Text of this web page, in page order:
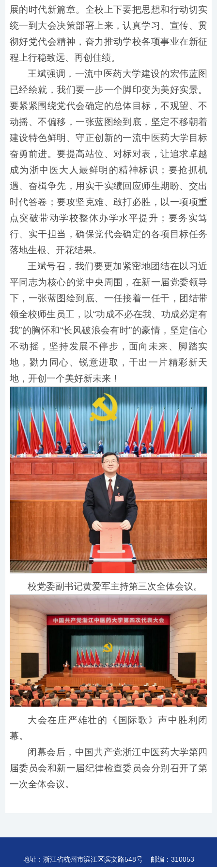
展的时代新篇章。全校上下要把思想和行动切实
统一到大会决策部署上来，认真学习、宣传、贯
彻好党代会精神，奋力推动学校各项事业在新征
程上行稳致远、再创佳绩。
王斌强调，一流中医药大学建设的宏伟蓝图
已经绘就，我们要一步一个脚印变为美好实景。
要紧紧围绕党代会确定的总体目标，不观望、不
动摇、不偏移，一张蓝图绘到底，坚定不移朝着
建设特色鲜明、守正创新的一流中医药大学目标
奋勇前进。要提高站位、对标对表，让追求卓越
成为浙中医大人最鲜明的精神标识；要抢抓机
遇、奋楫争先，用实干实绩回应师生期盼、交出
时代答卷；要攻坚克难、敢打必胜，以一项项重
点突破带动学校整体办学水平提升；要务实笃
行、实干担当，确保党代会确定的各项目标任务
落地生根、开花结果。
王斌号召，我们要更加紧密地团结在以习近
平同志为核心的党中央周围，在新一届党委领导
下，一张蓝图绘到底、一任接着一任干，团结带
领全校师生员工，以“功成不必在我、功成必定有
我”的胸怀和“长风破浪会有时”的豪情，坚定信心
不动摇，坚持发展不停步，面向未来、脚踏实
地，勠力同心、锐意进取，干出一片精彩新天
地，开创一个美好新未来！
校党委副书记黄爱军主持第三次全体会议。
大会在庄严雄壮的《国际歌》声中胜利闭
幕。
闭幕会后，中国共产党浙江中医药大学第四
届委员会和新一届纪律检查委员会分别召开了第
一次全体会议。
地址：浙江省杭州市滨江区滨文路548号 邮编：310053